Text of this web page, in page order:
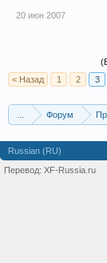
20 июн 2007
< Назад
1 2 3
Форум
Russian (RU)
Перевод: XF-Russia.ru